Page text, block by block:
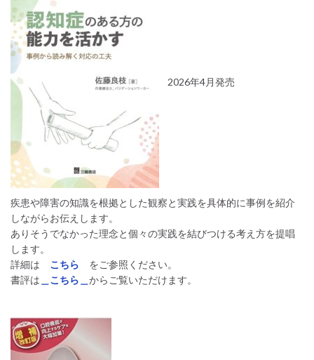
2026年4月発売
疾患や障害の知識を根拠とした観察と実践を具体的に事例を紹介
しながらお伝えします。
ありそうでなかった理念と個々の実践を結びつける考え方を提唱
します。
詳細は
こちら
をご参照ください。
書評は ＿こちら＿ からご覧いただけます。